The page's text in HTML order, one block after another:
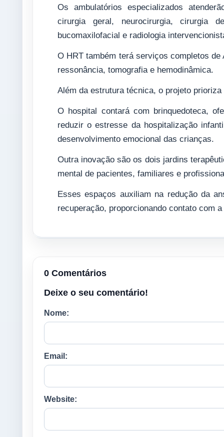
Os ambulatórios especializados
cirurgia geral, neurocirurgia, cirurgia
bucomaxilofacial e radiologia
O HRT também terá serviços completos
ressonância, tomografia e hemodinâmica.
Além da estrutura técnica, o projeto
O hospital contará com brinquedoteca,
reduzir o estresse da hospitalização
desenvolvimento emocional das crianças.
Outra inovação são os dois jardins
mental de pacientes, familiares e
Esses espaços auxiliam na redução da
recuperação, proporcionando contato com
0 Comentários
Deixe o seu comentário!
Nome:
Email:
Website: